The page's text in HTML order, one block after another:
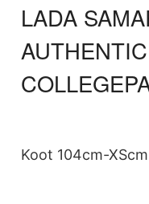
LADA
Koot 104cm-